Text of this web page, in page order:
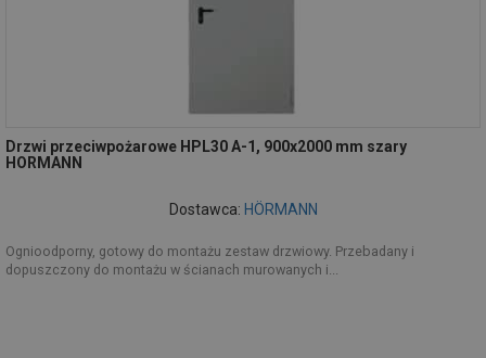
Drzwi przeciwpożarowe HPL30 A-1, 900x2000 mm szary
HORMANN
Dostawca: HÖRMANN
Ognioodporny, gotowy do montażu zestaw drzwiowy. Przebadany i
dopuszczony do montażu w ścianach murowanych i...